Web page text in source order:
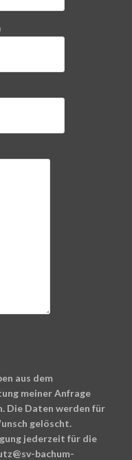
aus dem
meiner Anfrage
Die Daten werden für
gelöscht.
jederzeit für die
bachum-